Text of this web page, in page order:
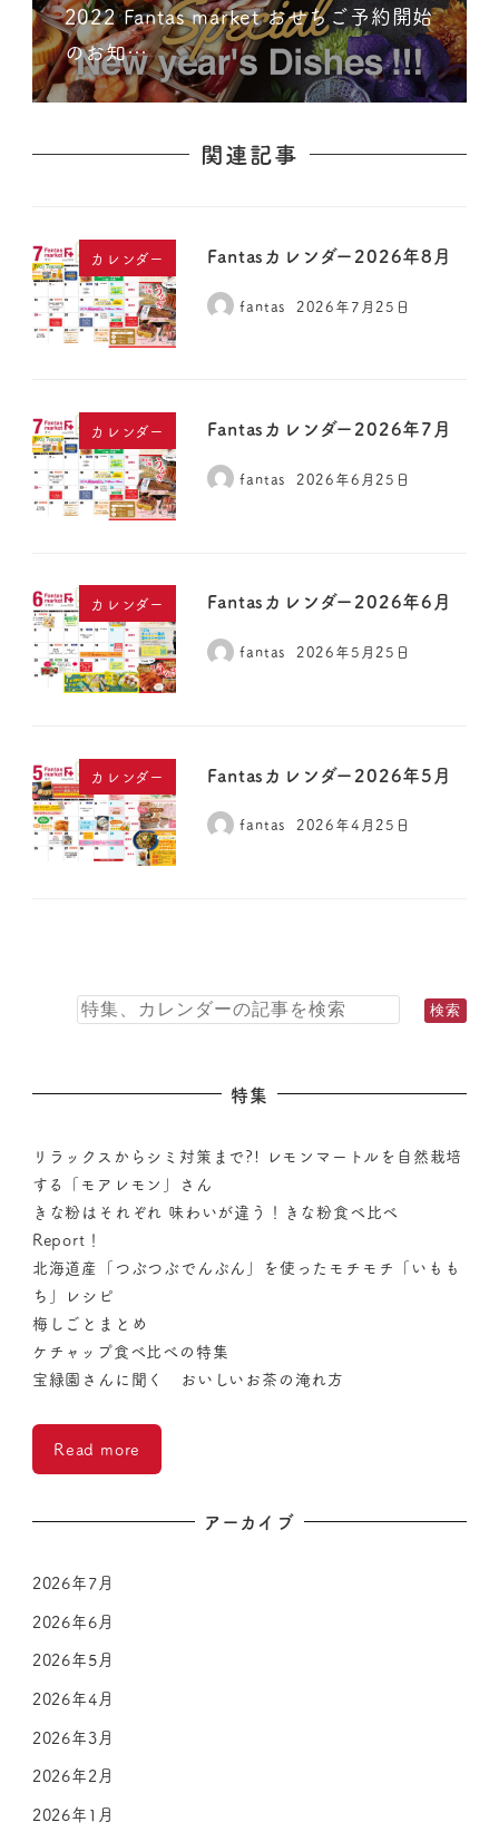
2022 Fantas market おせちご予約開始
のお知…
関連記事
カレンダー Fantasカレンダー2026年8月
fantas 2026年7月25日
カレンダー Fantasカレンダー2026年7月
fantas 2026年6月25日
カレンダー Fantasカレンダー2026年6月
fantas 2026年5月25日
カレンダー Fantasカレンダー2026年5月
fantas 2026年4月25日
特集
リラックスからシミ対策まで?! レモンマートルを自然栽培
する「モアレモン」さん
きな粉はそれぞれ 味わいが違う！きな粉食べ比べ
Report！
北海道産「つぶつぶでんぷん」を使ったモチモチ「いもも
ち」レシピ
梅しごとまとめ
ケチャップ食べ比べの特集
宝緑園さんに聞く おいしいお茶の淹れ方
Read more
アーカイブ
2026年7月
2026年6月
2026年5月
2026年4月
2026年3月
2026年2月
2026年1月